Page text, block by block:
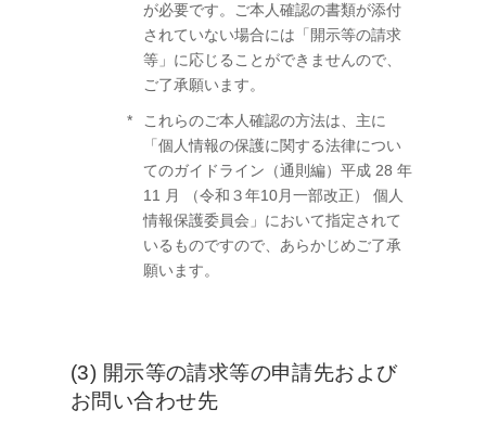
が必要です。ご本人確認の書類が添付
されていない場合には「開示等の請求
等」に応じることができませんので、
ご了承願います。
これらのご本人確認の方法は、主に
「個人情報の保護に関する法律につい
てのガイドライン（通則編）平成 28 年
11 月 （令和３年10月一部改正） 個人
情報保護委員会」において指定されて
いるものですので、あらかじめご了承
願います。
(3) 開示等の請求等の申請先および
お問い合わせ先